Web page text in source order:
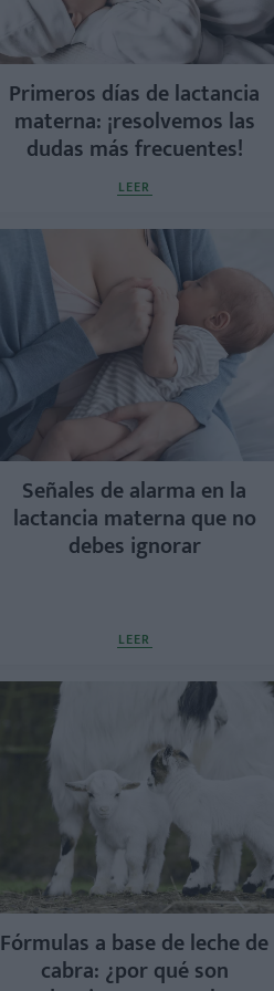
Primeros días de lactancia
materna: ¡resolvemos las
dudas más frecuentes!
LEER
Señales de alarma en la
lactancia materna que no
debes ignorar
LEER
Fórmulas a base de leche de
cabra: ¿por qué son